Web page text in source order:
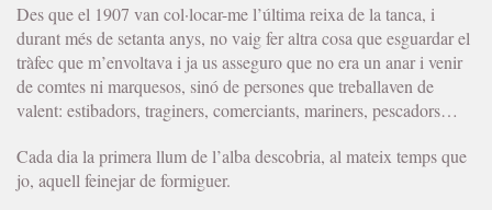
Des que el 1907 van col·locar-me l’última reixa de la tanca, i
durant més de setanta anys, no vaig fer altra cosa que esguardar el
tràfec que m’envoltava i ja us asseguro que no era un anar i venir
de comtes ni marquesos, sinó de persones que treballaven de
valent: estibadors, traginers, comerciants, mariners, pescadors…
Cada dia la primera llum de l’alba descobria, al mateix temps que
jo, aquell feinejar de formiguer.